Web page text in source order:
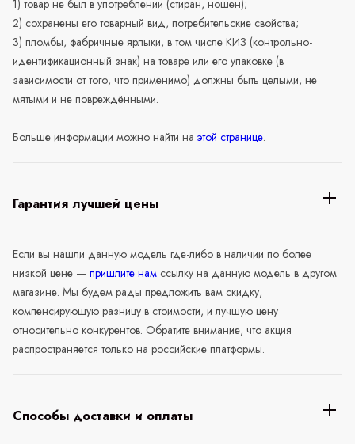
1) товар не был в употреблении (стиран, ношен);
2) сохранены его товарный вид, потребительские свойства;
3) пломбы, фабричные ярлыки, в том числе КИЗ (контрольно-
идентификационный знак) на товаре или его упаковке (в
зависимости от того, что применимо) должны быть целыми, не
мятыми и не повреждёнными.
Больше информации можно найти на этой странице.
Гарантия лучшей цены
Если вы нашли данную модель где-либо в наличии по более
низкой цене — пришлите нам ссылку на данную модель в другом
магазине. Мы будем рады предложить вам скидку,
компенсирующую разницу в стоимости, и лучшую цену
относительно конкурентов. Обратите внимание, что акция
распространяется только на российские платформы.
Способы доставки и оплаты